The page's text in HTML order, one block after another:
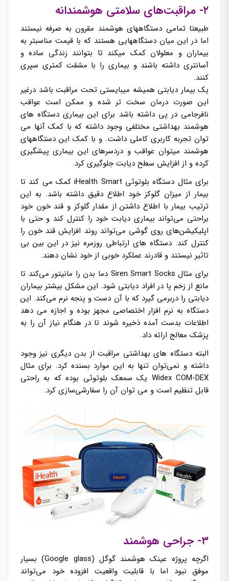
۲- مراقبت‌های سلامتی هوشمندانه
طبیعتا تمامی دستگاههای هوشمند مقرون به صرفه نیستند
اما در این میان دستگاههایی هستند که با قیمت مناسبتر به
بیماران و معلولان کمک میکند تا بتوانند زندگی ساده و
آسانتری داشته باشند و بیماری را با مشقت کمتری سپری
کنند.
یک بیمار دیابتی همیشه میبایستی تحت مراقبت باشد درغیر
این صورت درمان سخت تر شده و ممکن است عواقب
نافرجامی در پی داشته باشد برای این بیماری دستگاه های
هوشمند بهداشتی مختلفی وجود داشته که با کمک آنها می
توان تجربه کاربری کاملی داشت. و با کمک این دستگاههای
هوشمند میتوان عواقب و دردسرهای این بیماری پیشگیری
کرده و از افزایش سطح دیابت جلوگیری کرد.
برای مثال دستگاه بلوتوثی iHealth Smart کمک می کند تا
بیمار از میزان گلوکز خود اطلاع دقیق داشته باشد. به این
ترتیب بیمار با اطلاع داشتن از مقدار گلوکز و قند خون خود
براحتی می‌تواند بیماری دیابت خود را کنترل کند و حتی با
اپلیکیشن‌های روی گوشی می‌تواند روند افزایش قند خون را
کنترل کند. دستگاه های ارتباطی روزمره نیز در این بین بی
تاثیر نیستند و قادرند عملکرد خوبی از خود نشان دهند.
برای مثال Siren Smart Socks دما بدن را مانیتور می‌کند تا
مانع از زخم پا در افراد دیابتی شود. این مشکل بیشتر بیماران
دیابتی را دربرمی گیرد که با آن دست و پنجه نرم می‌کند. این
دستگاه به نرم افزار اختصاصی مجهز بوده و اجازه می دهد
اطلاعات بدست آمده ذخیره شوند تا در هنگام نیاز آن را به
پزشک معالج ارائه داد.
البته دستگاه های بهداشتی مراقبت از بدن دیگری نیز وجود
داشته و نمی‌توان تنها به این موارد بسنده کرد. برای مثال
Widex COM-DEX یک سمعک بلوتوثی بوده که به راحتی
قابل تنظیم است و می توان آن را سفارشی‌سازی کرد.
۳- جراحی هوشمند
اگرچه پروژه عینک هوشمند گوگل (Google glass) بسیار
موفق نبود اما با قابلیت واقعیت افزوده خود می‌تواند